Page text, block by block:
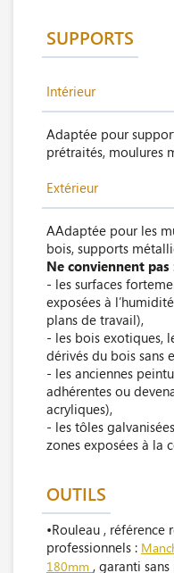
SUPPORTS
Intérieur
Adaptée pour
prétraités, moulures
Extérieur
AAdaptée pour les
bois, supports
Ne conviennent pas
- les surfaces
exposées à
plans de travail),
- les bois exotiques,
dérivés du bois sans
- les anciennes
adhérentes ou
acryliques),
- les tôles
zones exposées à la
OUTILS
•Rouleau ,
professionnels :
180mm , garanti